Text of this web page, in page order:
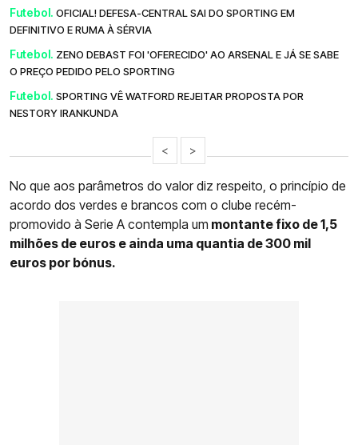
Futebol. OFICIAL! DEFESA-CENTRAL SAI DO SPORTING EM
DEFINITIVO E RUMA À SÉRVIA
Futebol. ZENO DEBAST FOI 'OFERECIDO' AO ARSENAL E JÁ SE SABE
O PREÇO PEDIDO PELO SPORTING
Futebol. SPORTING VÊ WATFORD REJEITAR PROPOSTA POR
NESTORY IRANKUNDA
< >
No que aos parâmetros do valor diz respeito, o princípio de
acordo dos verdes e brancos com o clube recém-
promovido à Serie A contempla um montante fixo de 1,5
milhões de euros e ainda uma quantia de 300 mil
euros por bónus.